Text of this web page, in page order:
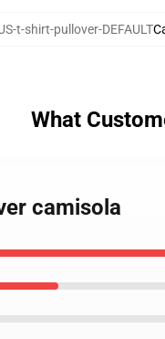
t-shirt-pullover-DEFAULT
What
camisola